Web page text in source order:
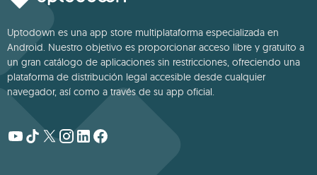
Uptodown es una app store multiplataforma especializada en
Android. Nuestro objetivo es proporcionar acceso libre y gratuito a
un gran catálogo de aplicaciones sin restricciones, ofreciendo una
plataforma de distribución legal accesible desde cualquier
navegador, así como a través de su app oficial.